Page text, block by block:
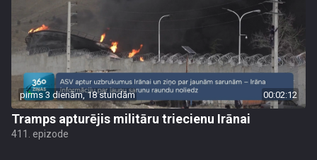
pirms 3 dienām, 18 stundām 00:02:12
Tramps apturējis militāru triecienu Irānai
411. epizode